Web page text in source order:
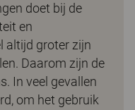
doet bij de
en
altijd groter zijn
Daarom zijn de
In veel gevallen
om het gebruik